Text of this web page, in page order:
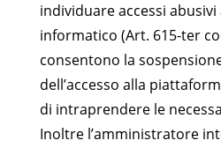
individuare accessi abusivi
informatico (Art. 615-ter
consentono la
dell’accesso alla
di intraprendere le
Inoltre l’amministratore